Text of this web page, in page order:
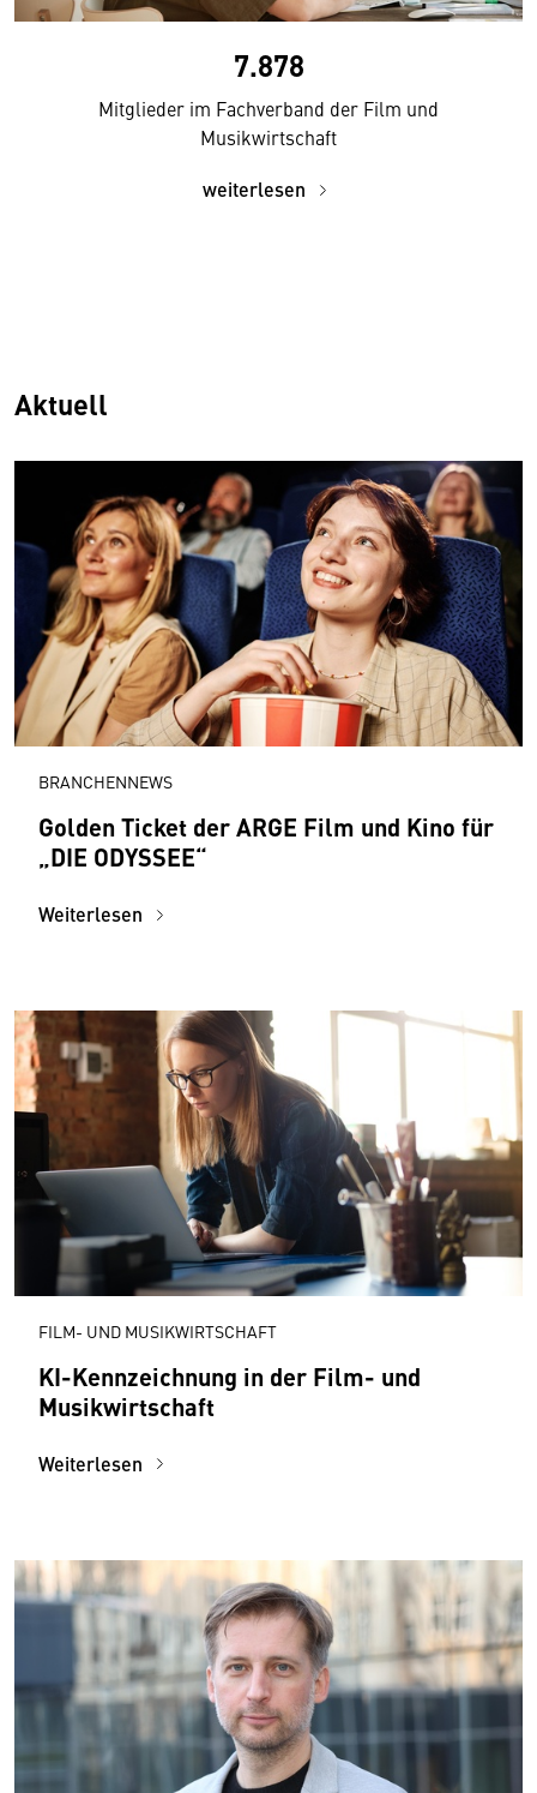
7.878
Mitglieder im Fachverband der Film und
Musikwirtschaft
weiterlesen
Aktuell
BRANCHENNEWS
Golden Ticket der ARGE Film und Kino für
„DIE ODYSSEE“
Weiterlesen
FILM- UND MUSIKWIRTSCHAFT
KI-Kennzeichnung in der Film- und
Musikwirtschaft
Weiterlesen